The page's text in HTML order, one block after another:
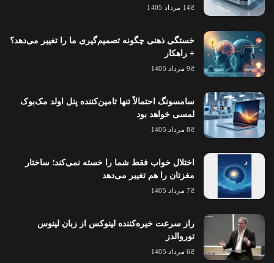
14 مرداد 1405
خستگی ذهنی چگونه تصمیم‌گیری ما را تغییر می‌دهد؟
+ راهکار
9 مرداد 1405
سامسونگ احتمالاً تنها تامین‌کننده پنل اولد مک‌بوک
لمسی خواهد بود
8 مرداد 1405
اختلال خواب فقط شما را خسته نمی‌کند؛ ساختار
مغزتان را هم تغییر می‌دهد
7 مرداد 1405
راز سرعت خیره‌کننده لینوکس از زبان لینوس
توروالدز
6 مرداد 1405